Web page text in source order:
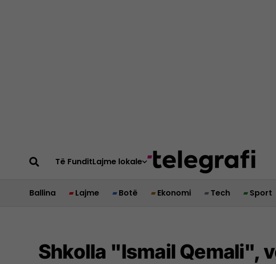
Të FunditLajme lokale
Ballina Lajme Botë Ekonomi Tech Sport
Shkolla "Ismail Qemali",